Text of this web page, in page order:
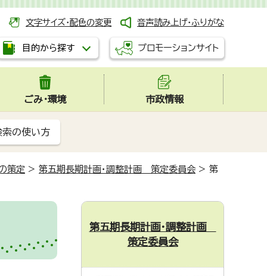
文字サイズ・配色の変更 音声読み上げ・ふりがな
目的から探す プロモーションサイト
ごみ・環境 市政情報
索の使い方
策定 > 第五期長期計画・調整計画 策定委員会 > 第
第五期長期計画・調整計画
策定委員会